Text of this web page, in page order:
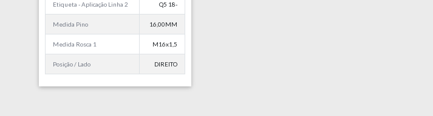
Etiqueta - Aplicação Linha 2 Q5 18-
Medida Pino 16,00MM
Medida Rosca 1 M16x1,5
Posição / Lado DIREITO